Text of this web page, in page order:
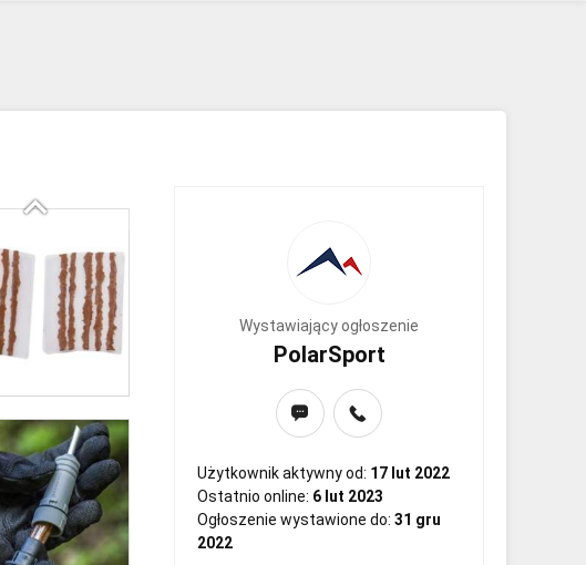
Wystawiający ogłoszenie
PolarSport
Użytkownik aktywny od: 17 lut 2022
Ostatnio online: 6 lut 2023
Ogłoszenie wystawione do: 31 gru
2022